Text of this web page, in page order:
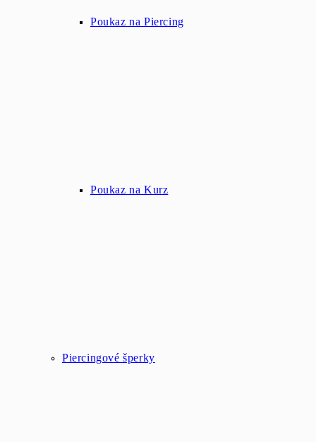
Poukaz na Piercing
Poukaz na Kurz
Piercingové šperky